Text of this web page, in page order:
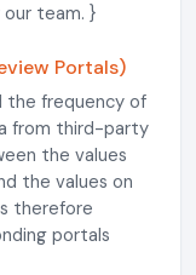
our team. }
Portals)
the frequency of
from third-party
the values
the values on
therefore
portals